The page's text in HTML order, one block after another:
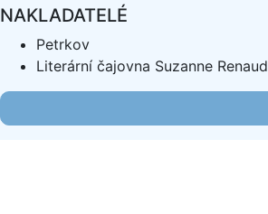
NAKLADATELÉ
Petrkov
Literární čajovna Suzanne Renaud